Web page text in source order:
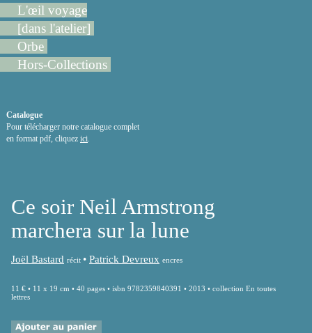
L'œil voyage
[dans l'atelier]
Orbe
Hors-Collections
Catalogue
Pour télécharger notre catalogue complet
en format pdf, cliquez ici
Ce soir Neil Armstrong
marchera sur la lune
Joël Bastard récit • Patrick Devreux encres
11 € • 11 x 19 cm • 40 pages • isbn 9782359840391 • 2013 • collection En toutes
lettres